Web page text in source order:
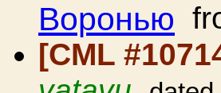
Воронью
[CML